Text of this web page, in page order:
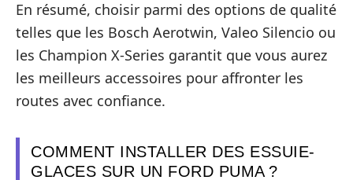
En résumé, choisir parmi des options de qualité
telles que les Bosch Aerotwin, Valeo Silencio ou
les Champion X-Series garantit que vous aurez
les meilleurs accessoires pour affronter les
routes avec confiance.
COMMENT INSTALLER DES ESSUIE-
GLACES SUR UN FORD PUMA ?